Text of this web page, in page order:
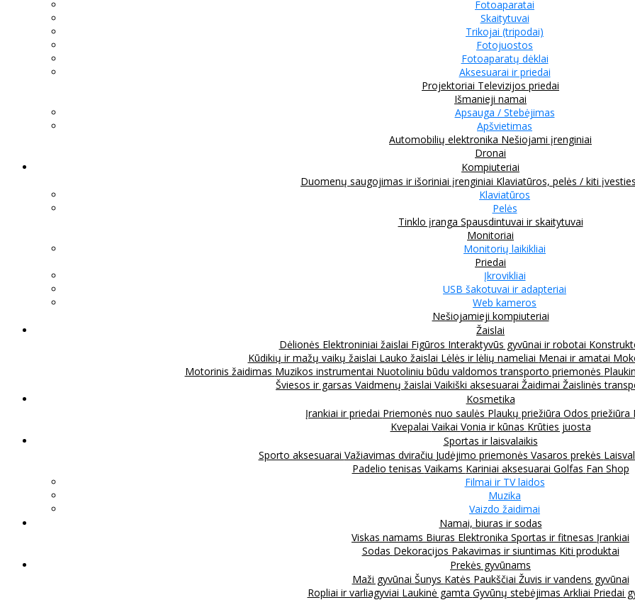
Fotoaparatai
Skaitytuvai
Trikojai (tripodai)
Fotojuostos
Fotoaparatų dėklai
Aksesuarai ir priedai
Projektoriai Televizijos priedai
Išmanieji namai
Apsauga / Stebėjimas
Apšvietimas
Automobilių elektronika Nešiojami įrenginiai
Dronai
Kompiuteriai
Duomenų saugojimas ir išoriniai įrenginiai Klaviatūros, pelės / kiti
Klaviatūros
Pelės
Tinklo įranga Spausdintuvai ir skaitytuvai
Monitoriai
Monitorių laikikliai
Priedai
Įkrovikliai
USB šakotuvai ir adapteriai
Web kameros
Nešiojamieji kompiuteriai
Žaislai
Dėlionės Elektroniniai žaislai Figūros Interaktyvūs gyvūnai ir robotai
Kūdikių ir mažų vaikų žaislai Lauko žaislai Lėlės ir lėlių nameliai Menai ir amatai
Motorinis žaidimas Muzikos instrumentai Nuotoliniu būdu valdomos transporto priemonės
Šviesos ir garsas Vaidmenų žaislai Vaikiški aksesuarai Žaidimai Žaislinės
Kosmetika
Įrankiai ir priedai Priemonės nuo saulės Plaukų priežiūra Odos priežiūra
Kvepalai Vaikai Vonia ir kūnas Krūties juosta
Sportas ir laisvalaikis
Sporto aksesuarai Važiavimas dviračiu Judėjimo priemonės Vasaros prekės
Padelio tenisas Vaikams Kariniai aksesuarai Golfas Fan Shop
Filmai ir TV laidos
Muzika
Vaizdo žaidimai
Namai, biuras ir sodas
Viskas namams Biuras Elektronika Sportas ir fitnesas Įrankiai
Sodas Dekoracijos Pakavimas ir siuntimas Kiti produktai
Prekės gyvūnams
Maži gyvūnai Šunys Katės Paukščiai Žuvis ir vandens gyvūnai
Ropliai ir varliagyviai Laukinė gamta Gyvūnų stebėjimas Arkliai Priedai